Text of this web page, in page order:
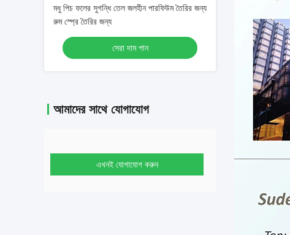
মধু পিচ ফলের সুগন্ধি তেল জলহীন পারফিউম তৈরির জন্য
রুম স্প্রে তৈরির জন্য
সেরা দাম পান
আমাদের সাথে যোগাযোগ
এখনই যোগাযোগ করুন